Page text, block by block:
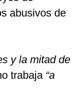
abusivos de
y la mitad de
trabaja“a